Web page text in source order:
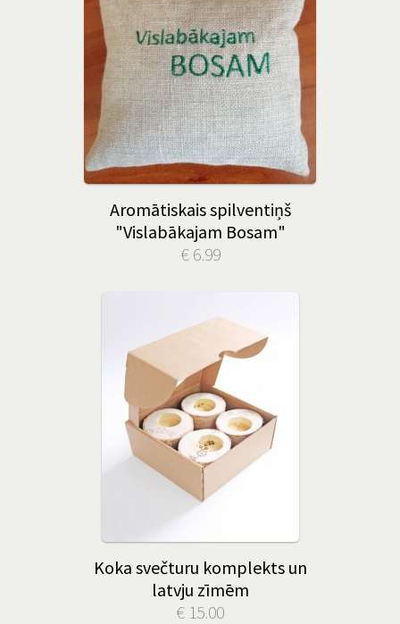
Aromātiskais spilventiņš
"Vislabākajam Bosam"
€ 6.99
Koka svečturu komplekts un
latvju zīmēm
€ 15.00